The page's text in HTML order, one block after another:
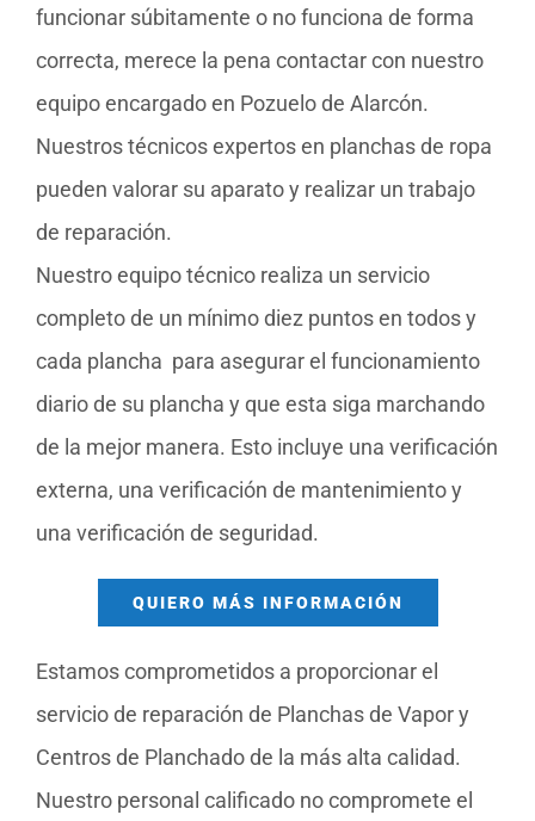
funcionar súbitamente o no funciona de forma
correcta, merece la pena contactar con nuestro
equipo encargado en Pozuelo de Alarcón.
Nuestros técnicos expertos en planchas de ropa
pueden valorar su aparato y realizar un trabajo
de reparación.
Nuestro equipo técnico realiza un servicio
completo de un mínimo diez puntos en todos y
cada plancha para asegurar el funcionamiento
diario de su plancha y que esta siga marchando
de la mejor manera. Esto incluye una verificación
externa, una verificación de mantenimiento y
una verificación de seguridad.
QUIERO MÁS INFORMACIÓN
Estamos comprometidos a proporcionar el
servicio de reparación de Planchas de Vapor y
Centros de Planchado de la más alta calidad.
Nuestro personal calificado no compromete el